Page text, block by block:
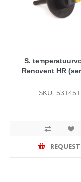
S.
Renovent HR
SKU: 531451
REQUEST